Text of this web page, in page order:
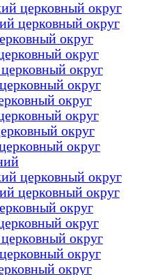
церковный округ
церковный округ
округ
округ
округ
округ
округ
округ
округ
округ
церковный округ
церковный округ
округ
округ
округ
округ
округ